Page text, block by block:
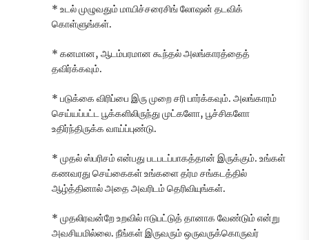
* உடல் முழுவதும் மாயிச்சரைசிங் லோஷன் தடவிக்
கொள்ளுங்கள்.
* கனமான, ஆடம்பரமான கூந்தல் அலங்காரத்தைத்
தவிர்க்கவும்.
* படுக்கை விரிப்பை இரு முறை சரி பார்க்கவும். அலங்காரம்
செய்யப்பட்ட பூக்களிலிருந்து முட்களோ, பூச்சிகளோ
உதிர்ந்திருக்க வாய்ப்புண்டு.
* முதல் ஸ்பரிசம் என்பது படபடப்பாகத்தான் இருக்கும். உங்கள்
கணவரது செய்கைகள் உங்களை தர்ம சங்கடத்தில்
ஆழ்த்தினால் அதை அவரிடம் தெரிவியுங்கள்.
* முதலிரவன்றே உறவில் ஈடுபட்டுத் தானாக வேண்டும் என்று
அவசியமில்லை. நீங்கள் இருவரும் ஒருவருக்கொருவர்